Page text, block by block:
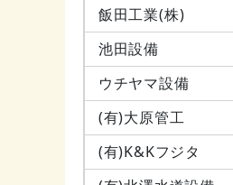
飯田工業(株)
池田設備
ウチヤマ設備
(有)大原管工
(有)K&Kフジタ